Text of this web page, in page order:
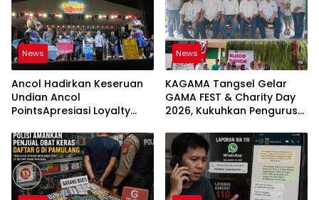
News
Ancol Hadirkan Keseruan
Undian Ancol
PointsApresiasi Loyalty
dengan Beragam Hadiah
Menarik
News
KAGAMA Tangsel Gelar
GAMA FEST & Charity Day
2026, Kukuhkan Pengurus
Kolaborasi